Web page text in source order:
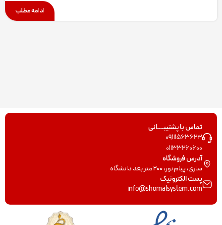
ادامه مطلب
تماس با پشتیبــــانی
09111563623
01133260600
آدرس فروشگاه
ساری، پیام نور، 200 متر بعد دانشگاه
پست الکترونیک
info@shomalsystem.com